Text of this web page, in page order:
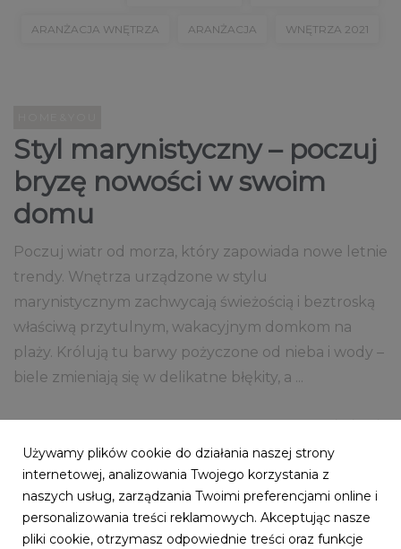
ARANŻACJA WNĘTRZA ARANŻACJA WNĘTRZA 2021
Styl marynistyczny – poczuj
bryzę nowości w swoim
domu
Poczuj wiatr od morza, który zapowiada nowe letnie
trendy. Wnętrza urządzone w stylu
marynistycznym zachwycają świeżością i beztroską
właściwą przytulnym, wakacyjnym domkom na
plaży. Królują tu barwy pożyczone od nieba i wody –
biele zmieniają się w delikatne błękity, a ...
12 maja 2021 czytaj więcej...
STYL MARYNISTYCZNY STYL MORSKI BŁĘKIT
DREWNO 2021 NOWOŚCI
NOWOŚCI 2021 ARANŻACJA WNĘTRZA
Używamy plików cookie do działania naszej strony
internetowej, analizowania Twojego korzystania z
naszych usług, zarządzania Twoimi preferencjami online i
personalizowania treści reklamowych. Akceptując nasze
pliki cookie, otrzymasz odpowiednie treści oraz funkcje